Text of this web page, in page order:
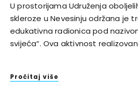
U prostorijama Udruženja
skleroze u Nevesinju održana je
edukativna radionica pod
svijeća“. Ova aktivnost
Pročitaj više